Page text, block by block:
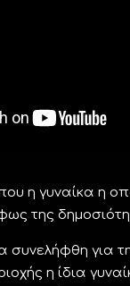
που η γυναίκα η
της
συνελήφθη για
η ίδια